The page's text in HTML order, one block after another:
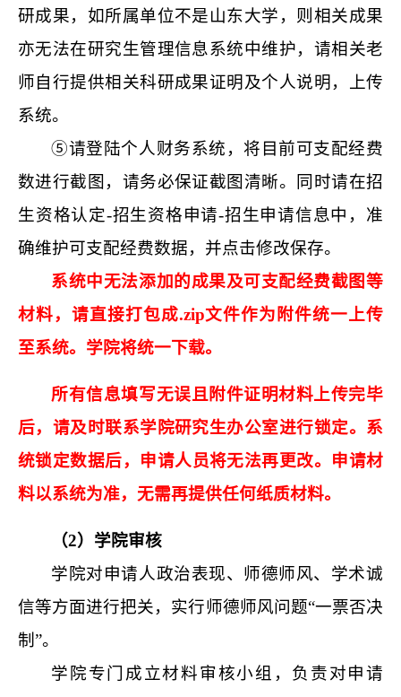
研成果，如所属单位不是山东大学，则相关成果
亦无法在研究生管理信息系统中维护，请相关老
师自行提供相关科研成果证明及个人说明，上传
系统。
⑤请登陆个人财务系统，将目前可支配经费
数进行截图，请务必保证截图清晰。同时请在招
生资格认定-招生资格申请-招生申请信息中，准
确维护可支配经费数据，并点击修改保存。
系统中无法添加的成果及可支配经费截图等
材料，请直接打包成.zip文件作为附件统一上传
至系统。学院将统一下载。
所有信息填写无误且附件证明材料上传完毕
后，请及时联系学院研究生办公室进行锁定。系
统锁定数据后， 申请人员将无法再更改。 申请材
料以系统为准， 无需再提供任何纸质材料。
（2）学院审核
学院对申请人政治表现、师德师风、学术诚
信等方面进行把关，实行师德师风问题“一票否决
制”。
学院专门成立材料审核小组，负责对申请